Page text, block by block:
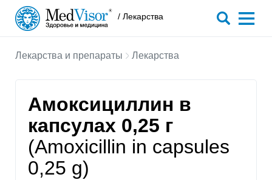
/ Лекарства
Лекарства и препараты Лекарства
Амоксициллин в
капсулах 0,25 г
(Amoxicillin in capsules
0,25 g)